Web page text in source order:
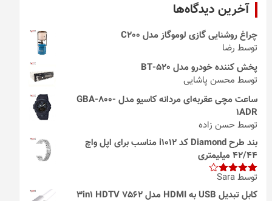
آخرین دیدگاه‌ها
چراغ روشنایی گازی لوموگاز مدل C200
توسط رضا
پخش کننده خودرو مدل 520-BT
توسط محسن پاشایی
ساعت مچی عقربه‌ای مردانه کاسیو مدل GBA-800-
1ADR
توسط حسن زاده
بند طرح Diamond کد i1012 مناسب برای اپل واچ
42/44 میلیمتری
امتیاز4
از 5
توسط Sara
کابل تبدیل USB به HDMI مدل 3in1 HDTV 7562